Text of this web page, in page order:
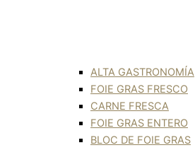
ALTA GASTRONOMÍA
FOIE GRAS FRESCO
CARNE FRESCA
FOIE GRAS ENTERO
BLOC DE FOIE GRAS